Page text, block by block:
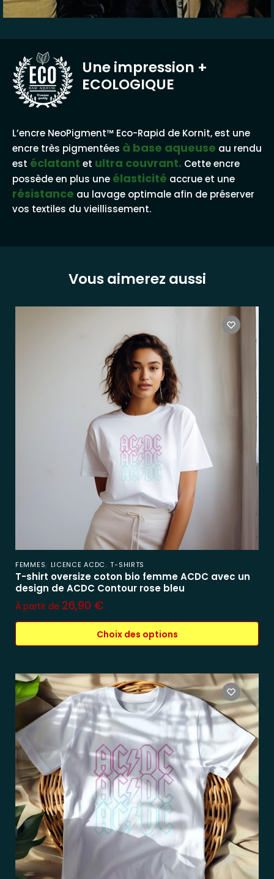
BASE AQUEUSE
Une impression +
ECOLOGIQUE
L’encre NeoPigment™ Eco-Rapid de Kornit, est une
encre très pigmentées à base aqueuse au rendu
est éclatant et ultra couvrant. Cette encre
possède en plus une élasticité accrue et une
résistance au lavage optimale afin de préserver
vos textiles du vieillissement.
Vous aimerez aussi
FEMMES, LICENCE ACDC,T-SHIRTS
T-shirt oversize coton bio femme ACDC avec un
design de ACDC Contour rose bleu
À partir de 26,90 €
Choix des options